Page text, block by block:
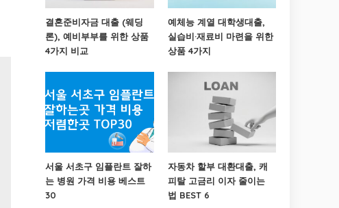
결혼준비자금 대출 (웨딩
론), 예비부부를 위한 상품
4가지 비교
예체능 계열 대학생대출,
실습비·재료비 마련을 위한
상품 4가지
서울 서초구 임플란트 잘하
는 병원 가격 비용 베스트
30
자동차 할부 대환대출, 캐
피탈 고금리 이자 줄이는
법 BEST 6